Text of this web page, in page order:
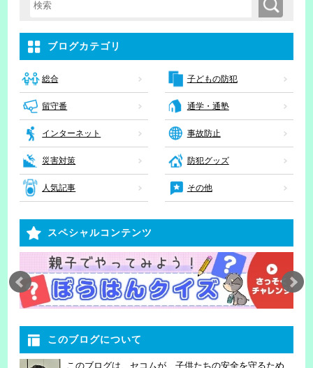
検索キーワード入力 検索
ブログカテゴリ
総合 子どもの防犯
留守番 通学・通塾
インターネット 事故防止
災害対策 防犯グッズ
人気記事 その他
スペシャルコンテンツ
このブログについて
このブログは、セコムが、子供たちの安全を守るため